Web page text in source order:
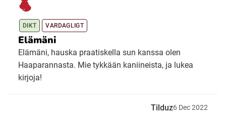
DIKT VARDAGLIGT
Elämäni
Elämäni, hauska praatiskella sun kanssa olen
Haaparannasta. Mie tykkään kaniineista, ja lukea
kirjoja!
Tilduz6 Dec2022